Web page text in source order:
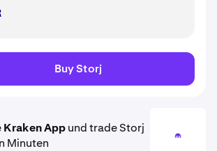
Buy Storj
Kraken Appund trade Storj
Minuten